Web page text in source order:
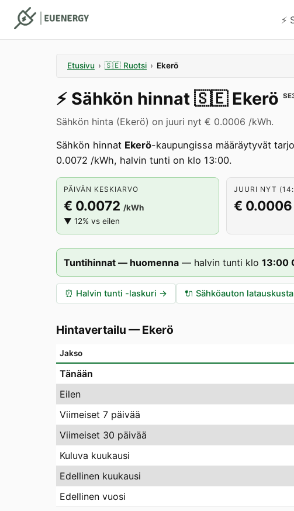
⚡️
Etusivu › 🇸🇪 Ruotsi › Ekerö
⚡️ Sähkön hinnat 🇸🇪 Ekerö
Sähkön hinta (Ekerö) on juuri nyt € 0.0006 /kWh.
Sähkön hinnat Ekerö-kaupungissa määräytyvät
0.0072 /kWh, halvin tunti on klo 13:00.
PÄIVÄN KESKIARVO
€ 0.0072 /kWh
▼ 12% vs eilen
JUURI NYT
€ 0.0006
Tuntihinnat — huomenna — halvin tunti klo 13:00
⏰ Halvin tunti -laskuri → 🔌 Sähköauton
Hintavertailu —Ekerö
Jakso
Tänään
Eilen
Viimeiset 7 päivää
Viimeiset 30 päivää
Kuluva kuukausi
Edellinen kuukausi
Edellinen vuosi